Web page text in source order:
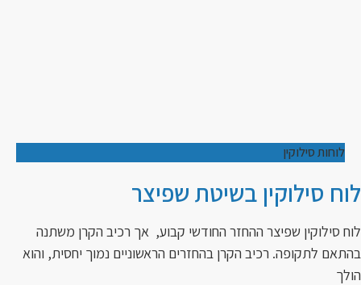
לוחות סילוקין
לוח סילוקין בשיטת שפיצר
לוח סילוקין שפיצר ההחזר החודשי קבוע, אך רכיב הקרן משתנה
בהתאם לתקופה. רכיב הקרן בהחזרים הראשוניים נמוך יחסית, והוא
הולך